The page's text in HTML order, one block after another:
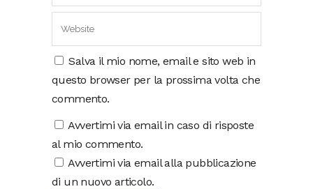
Salva il mio nome, email e sito web in
questo browser per la prossima volta che
commento.
Avvertimi via email in caso di risposte
al mio commento.
Avvertimi via email alla pubblicazione
di un nuovo articolo.